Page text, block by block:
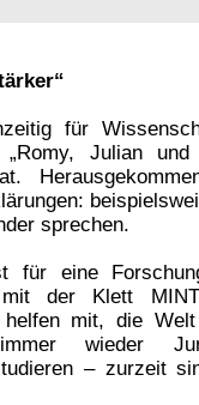
für
Julian
sprechen.
für eine
mit der Klett
helfen mit, die
immer wieder
– zurzeit